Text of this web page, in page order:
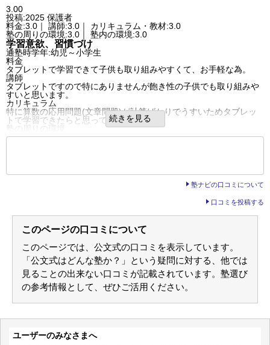
塾内の環境
室内は、物が必要最低限で整頓されていました。
静かで騒音もありません。
入塾理由
なかなか先生と本人の相性が難しいのですが、本人が意欲的なため
入塾を決めました。
良いところや要望
先生がほめて伸ばしてくれるので、楽しく通うことができそうで
す。
総合評価
体験はしたが、これから本入塾でまだどうなるかわからないので。
利用内容
通っていた学校
公立小学校
進学できた学校
公立小学校
通塾の目的
中学受験
3.00
投稿:2025 保護者
料金:3.0｜ 講師:3.0｜ カリキュラム・教材:3.0
塾の周りの環境:3.0｜ 塾内の環境:3.0
学習意欲、習慣づけ
通塾時学年:幼児～小学生
料金
タブレットで学習できて子供も取り組みやすくて、お手軽な為。
講師
タブレットですので特にありませんが飽き性の子供でも取り組みや
すいと思います。
カリキュラム
特に算数の応用問題(文章問題)が計算ばかりでうすいためタブレッ
トで学習できたらと思っています。
塾の周りの環境
お家でタブレットでできるため安心して子供の勉強を目の前で行っ
いと思います。
まだ始めたばかりで特に分からないためこれから期待も込めて最初
は普通評価です。
利用内容
通っていた学校
公立幼稚園・保育園
進学できた学校
公立小学校
通塾の目的
学習意欲、習慣づけ
通塾頻度
週2日
成績/偏差値推移
塾の雰囲気
続きを見る
塾ナビの口コミについて
口コミを投稿する
このページの口コミについて
このページでは、公文式の口コミを表示しています。
「公文式はどんな塾か？」という疑問に対する、他では
見ることの出来ない口コミが記載されています。塾選び
の参考情報として、ぜひご活用ください。
ユーザーのみなさまへ